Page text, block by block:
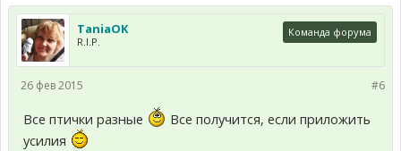
TaniaOK
R.I.P.
Команда форума
#6
26 фев 2015
Все птички разные
Все получится, если приложить
усилия